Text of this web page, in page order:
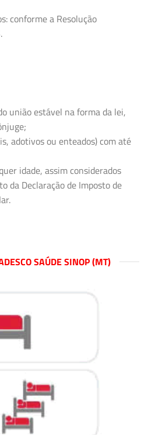
conforme a Resolução
união estável na forma da lei,
adotivos ou enteados) com até
idade, assim considerados
da Declaração de Imposto de
SAÚDE SINOP (MT)